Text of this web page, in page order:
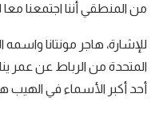
من المنطقي أننا اجتمعنا معا
للإشارة، هاجر مونتانا
أحد أكبر الأسماء في الهيب